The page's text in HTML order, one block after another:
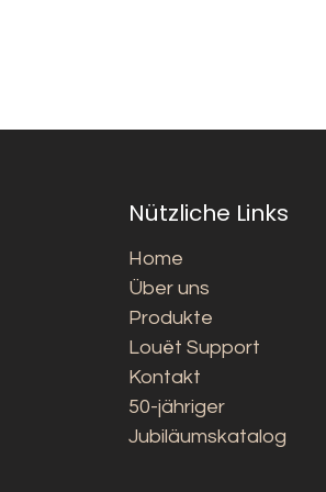
Nützliche Links
Home
Über uns
Produkte
Louët Support
Kontakt
50-jähriger
Jubiläumskatalog